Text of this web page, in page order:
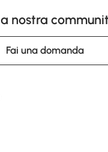
nostra
Fai una domanda